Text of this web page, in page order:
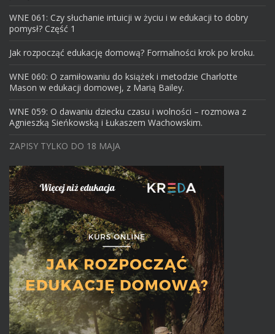
WNE 061: Czy słuchanie intuicji w życiu i w edukacji to dobry
pomysł? Część 1
Jak rozpocząć edukację domową? Formalności krok po kroku.
WNE 060: O zamiłowaniu do książek i metodzie Charlotte
Mason w edukacji domowej, z Marią Bailey.
WNE 059: O dawaniu dziecku czasu i wolności – rozmowa z
Agnieszką Sieńkowską i Łukaszem Wachowskim.
ZAPISY TYLKO DO 18 MAJA